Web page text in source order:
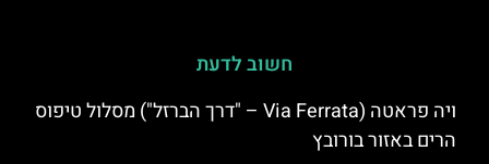
חשוב לדעת
ויה פראטה (Via Ferrata – "דרך הברזל") מסלול טיפוס
הרים באזור בורובץ